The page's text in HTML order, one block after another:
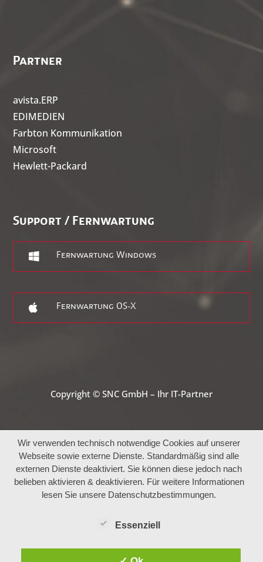
Partner
avista.ERP
EDIMEDIEN
Farbton Kommunikation
Microsoft
Hewlett-Packard
Support / Fernwartung
 Fernwartung Windows
 Fernwartung OS-X
Copyright © SNC GmbH – Ihr IT-Partner
Wir verwenden technisch notwendige Cookies auf unserer
Webseite sowie externe Dienste. Standardmäßig sind alle
externen Dienste deaktiviert. Sie können diese jedoch nach
belieben aktivieren & deaktivieren. Für weitere Informationen
lesen Sie unsere Datenschutzbestimmungen.
Essenziell